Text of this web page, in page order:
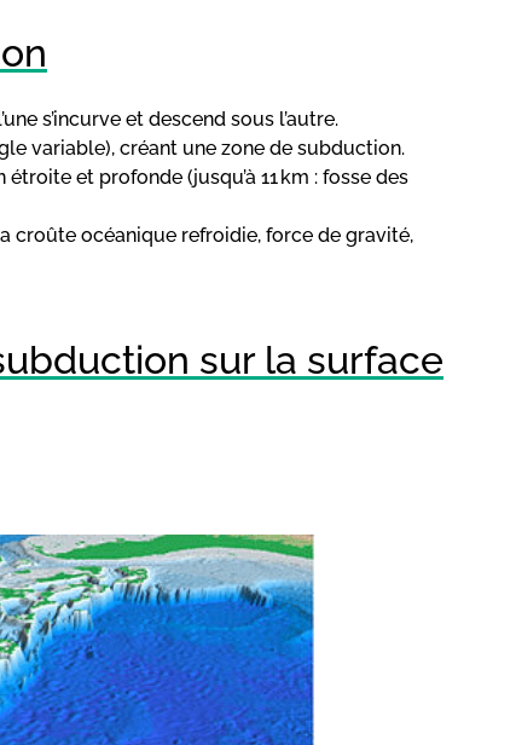
s’incurve et descend sous l’autre.
variable), créant une zone de subduction.
et profonde (jusqu’à 11 km : fosse des
croûte océanique refroidie, force de gravité,
sur la surface